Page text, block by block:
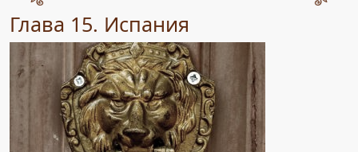
Глава 15. Испания